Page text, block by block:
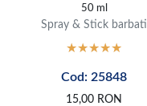
50 ml
Spray & Stick barbati
Cod: 25848
15,00 RON